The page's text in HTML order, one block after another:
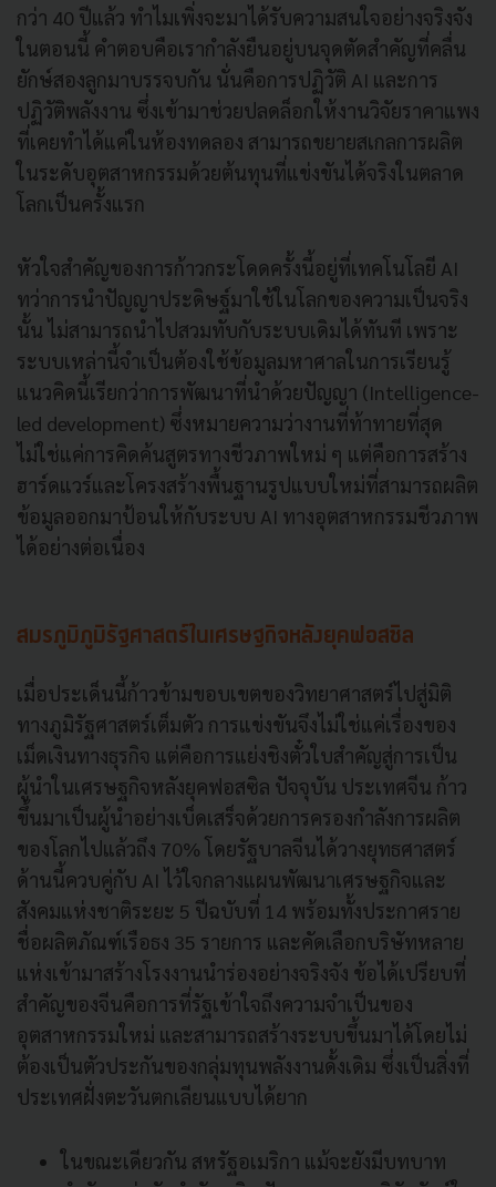
กว่า 40 ปีแล้ว ทำไมเพิ่งจะมาได้รับความสนใจอย่างจริงจัง
ในตอนนี้ คำตอบคือเรากำลังยืนอยู่บนจุดตัดสำคัญที่คลื่น
ยักษ์สองลูกมาบรรจบกัน นั่นคือการปฏิวัติ AI และการ
ปฏิวัติพลังงาน ซึ่งเข้ามาช่วยปลดล็อกให้งานวิจัยราคาแพง
ที่เคยทำได้แค่ในห้องทดลอง สามารถขยายสเกลการผลิต
ในระดับอุตสาหกรรมด้วยต้นทุนที่แข่งขันได้จริงในตลาด
โลกเป็นครั้งแรก
หัวใจสำคัญของการก้าวกระโดดครั้งนี้อยู่ที่เทคโนโลยี AI
ทว่าการนำปัญญาประดิษฐ์มาใช้ในโลกของความเป็นจริง
นั้น ไม่สามารถนำไปสวมทับกับระบบเดิมได้ทันที เพราะ
ระบบเหล่านี้จำเป็นต้องใช้ข้อมูลมหาศาลในการเรียนรู้
แนวคิดนี้เรียกว่าการพัฒนาที่นำด้วยปัญญา (Intelligence-
led development) ซึ่งหมายความว่างานที่ท้าทายที่สุด
ไม่ใช่แค่การคิดค้นสูตรทางชีวภาพใหม่ ๆ แต่คือการสร้าง
ฮาร์ดแวร์และโครงสร้างพื้นฐานรูปแบบใหม่ที่สามารถผลิต
ข้อมูลออกมาป้อนให้กับระบบ AI ทางอุตสาหกรรมชีวภาพ
ได้อย่างต่อเนื่อง
สมรภูมิภูมิรัฐศาสตร์ในเศรษฐกิจหลังยุคฟอสซิล
เมื่อประเด็นนี้ก้าวข้ามขอบเขตของวิทยาศาสตร์ไปสู่มิติ
ทางภูมิรัฐศาสตร์เต็มตัว การแข่งขันจึงไม่ใช่แค่เรื่องของ
เม็ดเงินทางธุรกิจ แต่คือการแย่งชิงตั๋วใบสำคัญสู่การเป็น
ผู้นำในเศรษฐกิจหลังยุคฟอสซิล ปัจจุบัน ประเทศจีน ก้าว
ขึ้นมาเป็นผู้นำอย่างเบ็ดเสร็จด้วยการครองกำลังการผลิต
ของโลกไปแล้วถึง 70% โดยรัฐบาลจีนได้วางยุทธศาสตร์
ด้านนี้ควบคู่กับ AI ไว้ใจกลางแผนพัฒนาเศรษฐกิจและ
สังคมแห่งชาติระยะ 5 ปีฉบับที่ 14 พร้อมทั้งประกาศราย
ชื่อผลิตภัณฑ์เรือธง 35 รายการ และคัดเลือกบริษัทหลาย
แห่งเข้ามาสร้างโรงงานนำร่องอย่างจริงจัง ข้อได้เปรียบที่
สำคัญของจีนคือการที่รัฐเข้าใจถึงความจำเป็นของ
อุตสาหกรรมใหม่ และสามารถสร้างระบบขึ้นมาได้โดยไม่
ต้องเป็นตัวประกันของกลุ่มทุนพลังงานดั้งเดิม ซึ่งเป็นสิ่งที่
ประเทศฝั่งตะวันตกเลียนแบบได้ยาก
ในขณะเดียวกัน สหรัฐอเมริกา แม้จะยังมีบทบาท